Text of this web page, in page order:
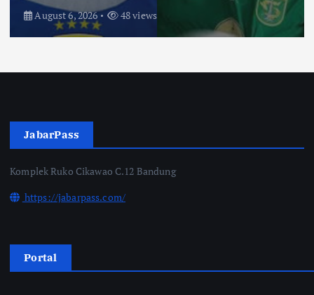
August 3, 2026 67 views
JabarPass
Komplek Ruko Cikawao C.12 Bandung
https://jabarpass.com/
Portal